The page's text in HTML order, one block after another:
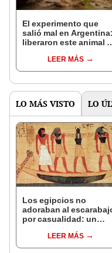
El experimento que
salió mal en Argentina:
liberaron este animal y
bosques milenarios de
la Patagonia
LEER MÁS
LO MÁS VISTO LO
Los egipcios no
adoraban al
por casualidad: un
lo convirtió en un
símbolo sagrado
LEER MÁS